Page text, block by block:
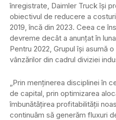
înregistrate, Daimler Truck își
obiectivul de reducere a
2019, încă din 2023. Ceea ce
devreme decât a anunțat în
Pentru 2022, Grupul își asumă
vânzărilor din cadrul diviziei
„Prin menținerea disciplinei în
de capital, prin optimizarea
îmbunătățirea profitabilității
continuăm să generăm fluxuri